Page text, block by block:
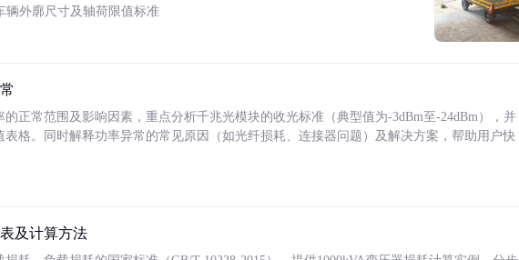
辆外廓尺寸及轴荷限值标准
正常范围及影响因素，重点分析千兆光模块的收光标准（典型值为-3dBm至-24dBm），并
格。同时解释功率异常的常见原因（如光纤损耗、连接器问题）及解决方案，帮助用户快
及计算方法